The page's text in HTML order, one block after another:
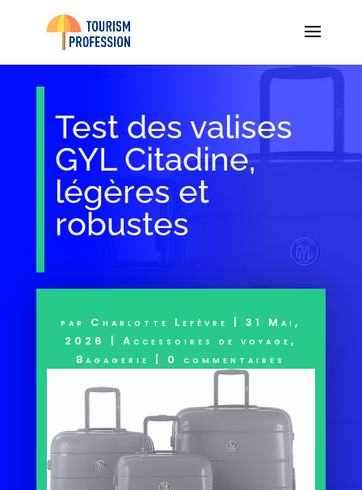
Test des valises
GYL Citadine,
légères et
robustes
par Charlotte Lefèvre |31 Mai,
2026
|Accessoires de voyage,
Bagagerie
| 0 commentaires